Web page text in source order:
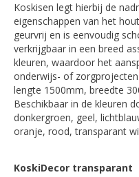
Koskisen legt hierbij de
eigenschappen van het
geurvrij en is eenvoudig
verkrijgbaar in een breed
kleuren, waardoor het
onderwijs- of
lengte 1500mm, breedte
Beschikbaar in de kleuren
donkergroen, geel,
oranje, rood, transparant
KoskiDecor transparant